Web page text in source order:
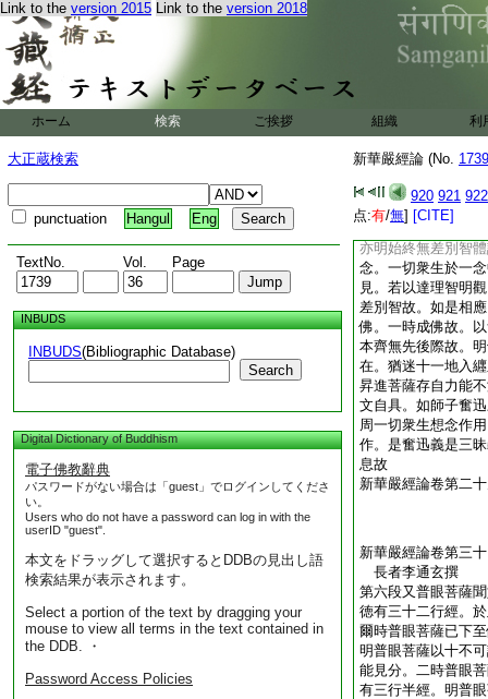
Link to the version 2015 Link to the version 2018
ホーム 検索 ご挨拶 組織 利
大正蔵検索
punctuation Hangul Eng
TextNo. Vol. Page
INBUDS
INBUDS(Bibliographic Database)
Search
Digital Dictionary of Buddhism
電子佛教辭典
パスワードがない場合は「guest」でログインしてくださ
い。
Users who do not have a password can log in with the
userID "guest".
本文をドラッグして選択するとDDBの見出し語
検索結果が表示されます。
Select a portion of the text by dragging your
mouse to view all terms in the text contained in
the DDB. ・
Password Access Policies
新華嚴經論 (No.
920 921 922
点:有/無] [CITE]
前昇進有出世一心
普賢智量等虚空無
利故。生如來十種
普賢生。又教化衆
別智身性自遍周量
容。皆爲佛事故。
土無不總含。以智
如是故。一切如來
根本智爲大作用故
差別智者。明普賢
正覺度衆生方便之
亦明始終無差別智
念。一切衆生於一
見。若以達理智明
差別智故。如是相
佛。一時成佛故。
本齊無先後際故。
在。猶迷十一地入
昇進菩薩存自力能
文自具。如師子奮
周一切衆生想念作
作。是奮迅義是三
息故
新華嚴經論卷第二
新華嚴經論卷第三十
長者李通玄撰
第六段又普眼菩薩
徳有三十二行經。
爾時普眼菩薩已下
明普眼菩薩以十不
能見分。二時普眼
有三行半經。明普